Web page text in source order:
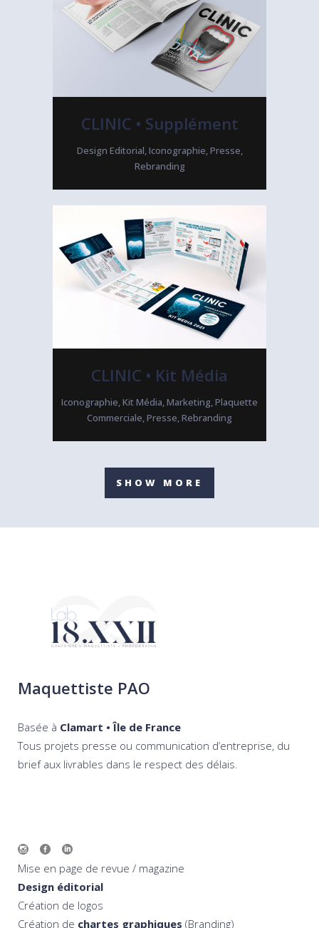
CLINIC • Supplément
Design Editorial, Iconographie, Presse,
Rebranding
CLINIC • Kit Média
Iconographie, Kit Média, Marketing, Plaquette
Commerciale, Presse, Rebranding
SHOW MORE
Maquettiste PAO
Basée à Clamart • Île de France
Tous projets presse ou communication d’entreprise, du
brief aux livrables dans le respect des délais.
Mise en page de revue / magazine
Design éditorial
Création de logos
Création de chartes graphiques (Branding)